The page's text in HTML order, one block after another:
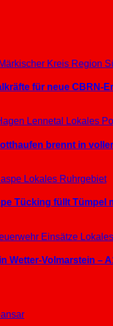
Märkischer Kreis Region
für neue CBRN-
Lennetal Lokales
brennt in
Lokales Ruhrgebiet
Tücking füllt Tümpel
Einsätze Lokales
Wetter-Volmarstein –